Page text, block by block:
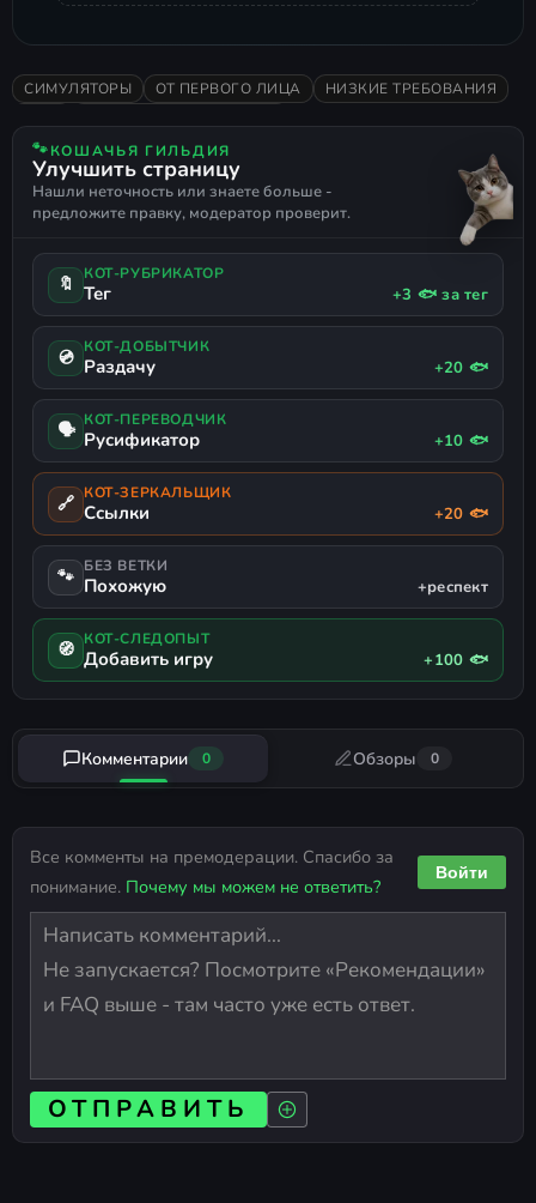
СИМУЛЯТОРЫ ОТ ПЕРВОГО ЛИЦА
НИЗКИЕ ТРЕБОВАНИЯ
🐾КОШАЧЬЯ ГИЛЬДИЯ
Улучшить страницу
Нашли неточность или знаете больше -
предложите правку, модератор проверит.
🔖 КОТ-РУБРИКАТОР
Тег +3 🐟 за тег
💿 КОТ-ДОБЫТЧИК
Раздачу +20 🐟
🗣 КОТ-ПЕРЕВОДЧИК
Русификатор +10 🐟
🔗 КОТ-ЗЕРКАЛЬЩИК
Ссылки +20 🐟
🐾 БЕЗ ВЕТКИ
Похожую +респект
🧭 КОТ-СЛЕДОПЫТ
Добавить игру +100 🐟
Комментарии 0 Обзоры 0
Все комменты на премодерации. Спасибо за
понимание. Почему мы можем не ответить?
Войти
ОТПРАВИТЬ